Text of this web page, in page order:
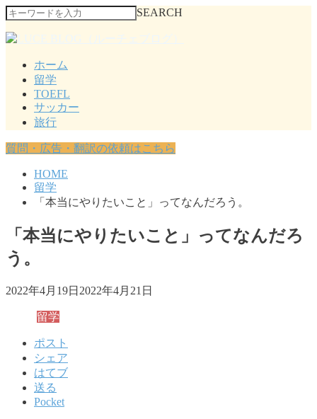
SEARCH
ホーム
留学
TOEFL
サッカー
旅行
質問・広告・翻訳の依頼はこちら
HOME
留学
「本当にやりたいこと」ってなんだろう。
「本当にやりたいこと」ってなんだろ
う。
2022年4月19日 2022年4月21日
留学
ポスト
シェア
はてブ
送る
Pocket